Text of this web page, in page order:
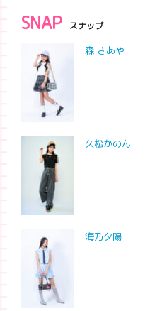
SNAP スナップ
森 さあや
久松かのん
海乃夕陽